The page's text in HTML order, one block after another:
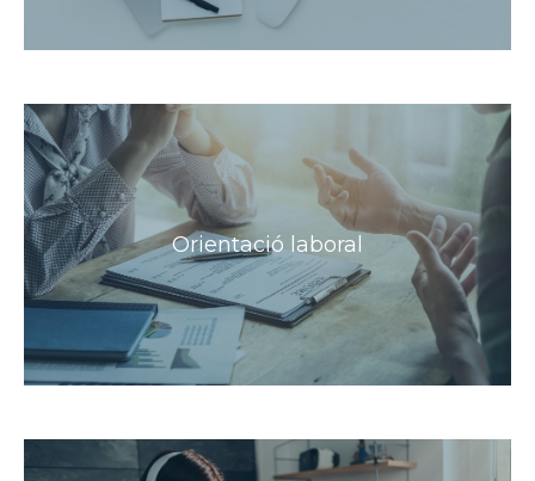
Orientació laboral